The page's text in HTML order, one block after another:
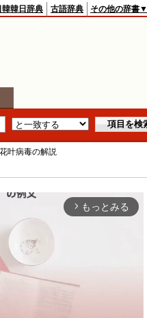
韓韓日辞典 古語辞典 その他の辞書▼
叶病毒の解説
arrow_forward_ios もっとみる